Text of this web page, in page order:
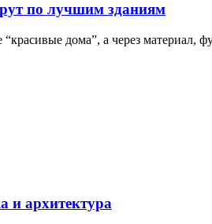
по лучшим зданиям
“красивые дома”, а через материал,
и архитектура